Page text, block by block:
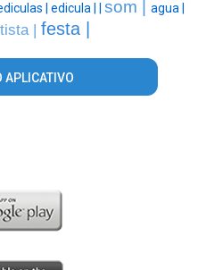
| edicula | | som |
agua |
| festa |
APLICATIVO